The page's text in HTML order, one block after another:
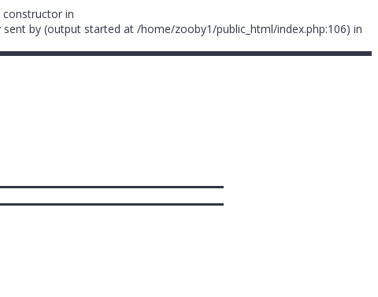
in
by (output started at /home/zooby1/public_html/index.php:106) in